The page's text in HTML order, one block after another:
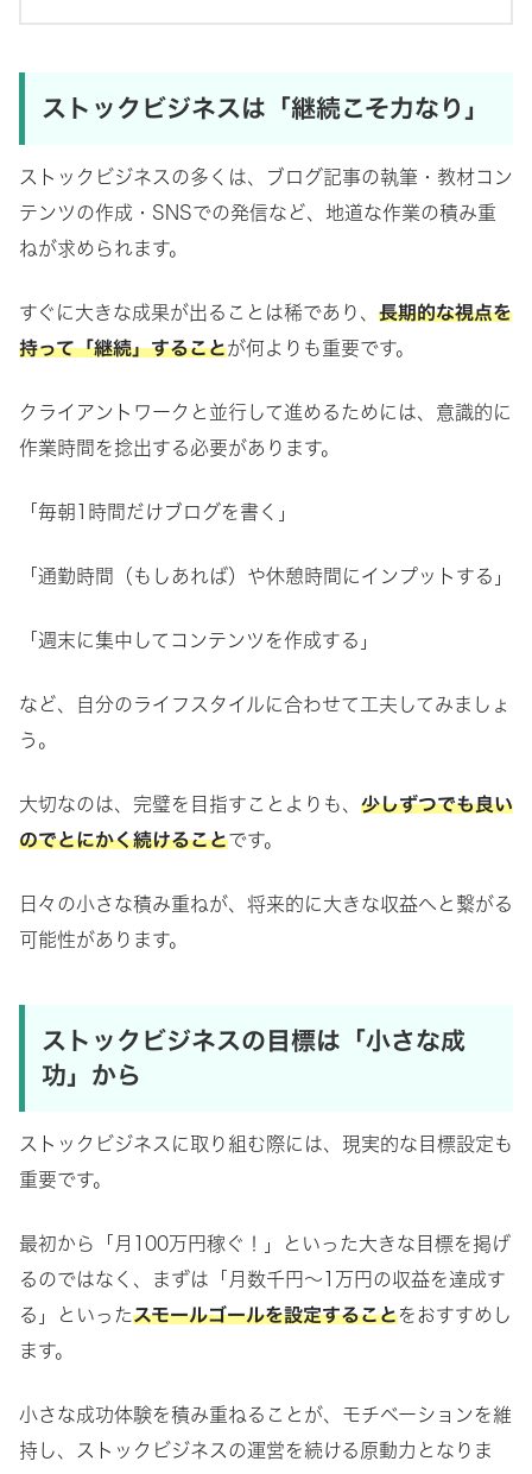
ストックビジネスは「継続こそ力なり 」
ストックビジネスの多くは、ブログ記事の執筆・教材コン
テンツの作成・SNSでの発信など、地道な作業の積み重
ねが求められます。
すぐに大きな成果が出ることは稀であり、 長期的な視点を
持って「継続」することが何よりも重要です。
クライアントワークと並行して進めるためには、意識的に
作業時間を捻出する必要があります。
「毎朝1時間だけブログを書く」
「通勤時間（もしあれば）や休憩時間にインプットする」
「週末に集中してコンテンツを作成する」
など、自分のライフスタイルに合わせて工夫してみましょ
う。
大切なのは、完璧を目指すことよりも、 少しずつでも良い
のでとにかく続けることです。
日々の小さな積み重ねが、将来的に大きな収益へと繋がる
可能性があります。
ストックビジネスの目標は「小さな成
功」から
ストックビジネスに取り組む際には、現実的な目標設定も
重要です。
最初から「月100万円稼ぐ！」といった大きな目標を掲げ
るのではなく、まずは「月数千円〜1万円の収益を達成す
る」といったスモールゴールを設定することをおすすめし
ます。
小さな成功体験を積み重ねることが、モチベーションを維
持し、ストックビジネスの運営を続ける原動力となりま